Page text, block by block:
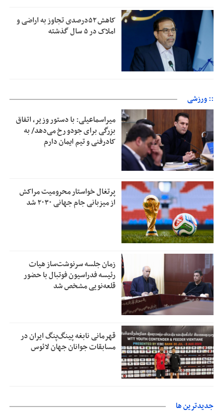
کاهش ۵۲درصدی تجاوز به اراضی و
املاک در ۵ سال گذشته
:: ورزشی
میراسماعیلی: با دستور وزیر، اتفاق
بزرگی برای جودو رخ می‌دهد/ به
کادرفنی و تیم ایمان دارم
پرتغال خواستار محرومیت مراکش
از میزبانی جام جهانی ۲۰۳۰ شد
زمان جلسه سرنوشت‌ساز هیات
رئیسه فدراسیون فوتبال با حضور
قلعه‌نویی مشخص شد
قهرمانی نابغه پینگ‌پنگ ایران در
مسابقات جوانان جهان لائوس
جديدترين ها